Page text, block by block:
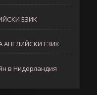
ЕЗИК
АНГЛИЙСКИ ЕЗИК
в Нидерландия